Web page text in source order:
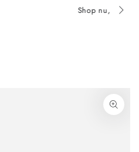
later met Klarna